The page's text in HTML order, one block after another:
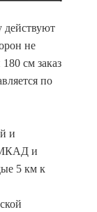
действуют
не
см заказ
по
и
МКАД и
5 км к